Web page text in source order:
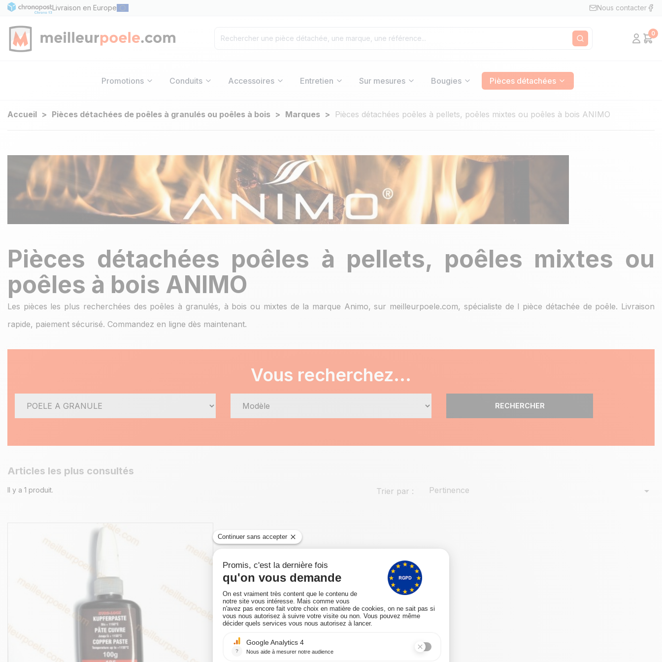
Livraison en Europe Nous contacter
Rechercher Mon
0
Promotions Conduits Accessoires Entretien Sur mesures Bougies Pièces détachées
Accueil Pièces détachées de poêles à granulés ou poêles à bois Marques Pièces détachées poêles à pellets, poêles mixtes ou poêles à bois ANIMO
Pièces détachées poêles à pellets, poêles mixtes ou
poêles à bois ANIMO
Les pièces les plus recherchées des poêles à granulés, à bois ou mixtes de la marque Animo, sur meilleurpoele.com, spécialiste de l pièce détachée de poêle. Livraison
rapide, paiement sécurisé. Commandez en ligne dès maintenant.
Vous recherchez...
RECHERCHER
Articles les plus consultés
Il y a 1 produit. Trier par : Pertinence 